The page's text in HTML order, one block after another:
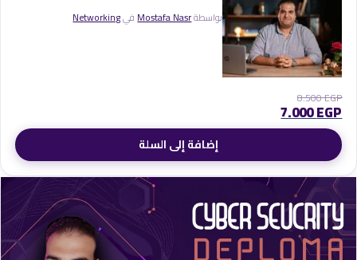
بواسطةMostafa NasrفيNetworking
8.500EGP
7.000EGP
إضافة إلى السلة